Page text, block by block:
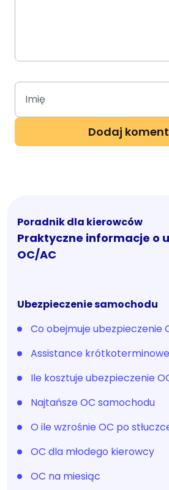
Poradnik dla kierowców
Praktyczne informacje o
OC/AC
Ubezpieczenie samochodu
Co obejmuje ubezpieczenie
Assistance krótkoterminowe
Ile kosztuje ubezpieczenie
Najtańsze OC samochodu
O ile wzrośnie OC po
OC dla młodego kierowcy
OC na miesiąc